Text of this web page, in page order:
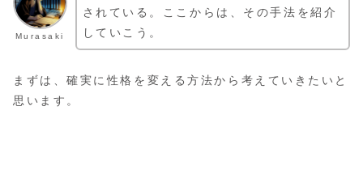
Murasaki
されている。ここからは、その手法を紹介
していこう。
まずは、確実に性格を変える方法から考えていきたいと
思います。